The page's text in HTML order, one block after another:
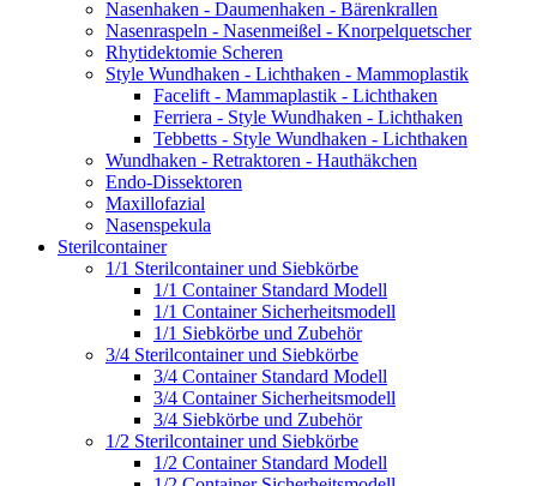
Nasenhaken - Daumenhaken - Bärenkrallen
Nasenraspeln - Nasenmeißel - Knorpelquetscher
Rhytidektomie Scheren
Style Wundhaken - Lichthaken - Mammoplastik
Facelift - Mammaplastik - Lichthaken
Ferriera - Style Wundhaken - Lichthaken
Tebbetts - Style Wundhaken - Lichthaken
Wundhaken - Retraktoren - Hauthäkchen
Endo-Dissektoren
Maxillofazial
Nasenspekula
Sterilcontainer
1/1 Sterilcontainer und Siebkörbe
1/1 Container Standard Modell
1/1 Container Sicherheitsmodell
1/1 Siebkörbe und Zubehör
3/4 Sterilcontainer und Siebkörbe
3/4 Container Standard Modell
3/4 Container Sicherheitsmodell
3/4 Siebkörbe und Zubehör
1/2 Sterilcontainer und Siebkörbe
1/2 Container Standard Modell